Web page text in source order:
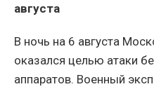
августа
В ночь на 6 августа
оказался целью атаки
аппаратов. Военный